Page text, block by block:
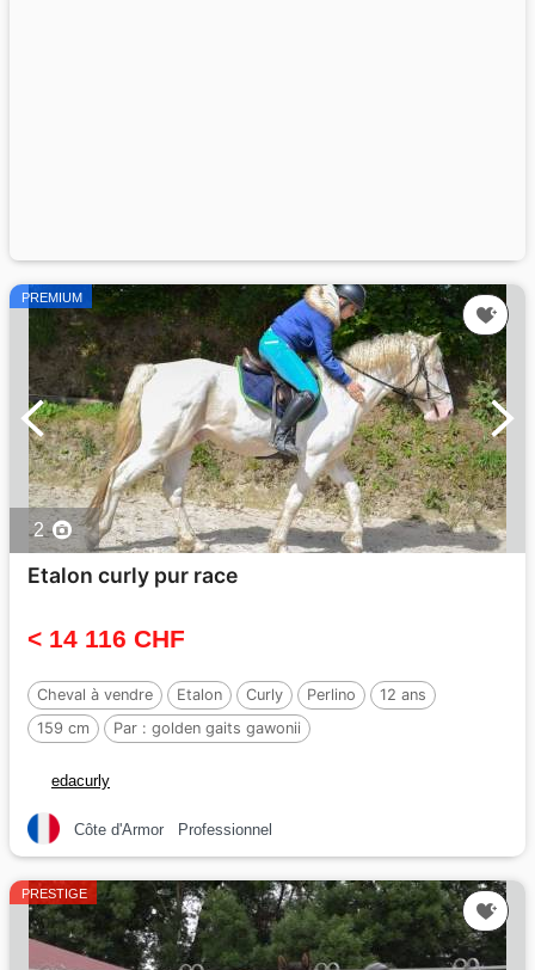
PREMIUM
2
Etalon curly pur race
< 14 116 CHF
Cheval à vendre Etalon Curly Perlino
12 ans
159 cm
Par : golden gaits gawonii
edacurly
Côte d'Armor Professionnel
PRESTIGE